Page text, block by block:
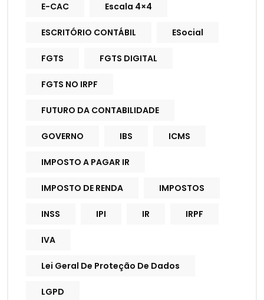
E-CAC Escala 4×4
ESCRITÓRIO CONTÁBIL ESocial
FGTS FGTS DIGITAL
FGTS NO IRPF
FUTURO DA CONTABILIDADE
GOVERNO IBS ICMS
IMPOSTO A PAGAR IR
IMPOSTO DE RENDA IMPOSTOS
INSS IPI IR IRPF
IVA
Lei Geral De Proteção De Dados
LGPD